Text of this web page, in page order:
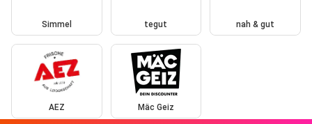
Simmel tegut nah & gut
AEZ Mäc Geiz